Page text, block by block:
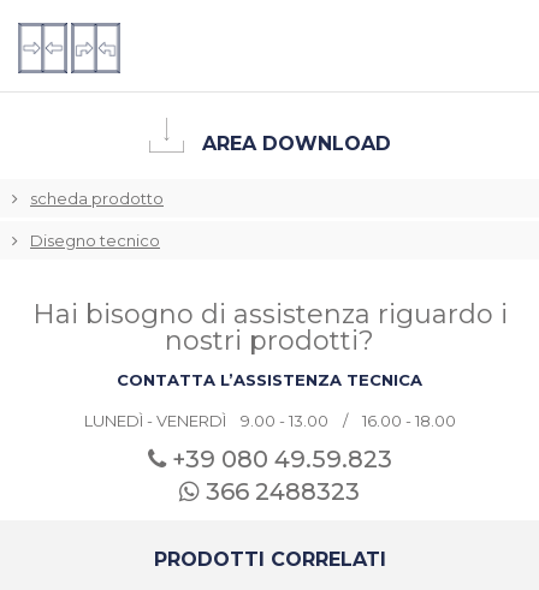
AREA DOWNLOAD
scheda prodotto
Disegno tecnico
Hai bisogno di assistenza riguardo i
nostri prodotti?
CONTATTA L’ASSISTENZA TECNICA
LUNEDÌ - VENERDÌ 9.00 - 13.00 / 16.00 - 18.00
+39 080 49.59.823
366 2488323
PRODOTTI CORRELATI